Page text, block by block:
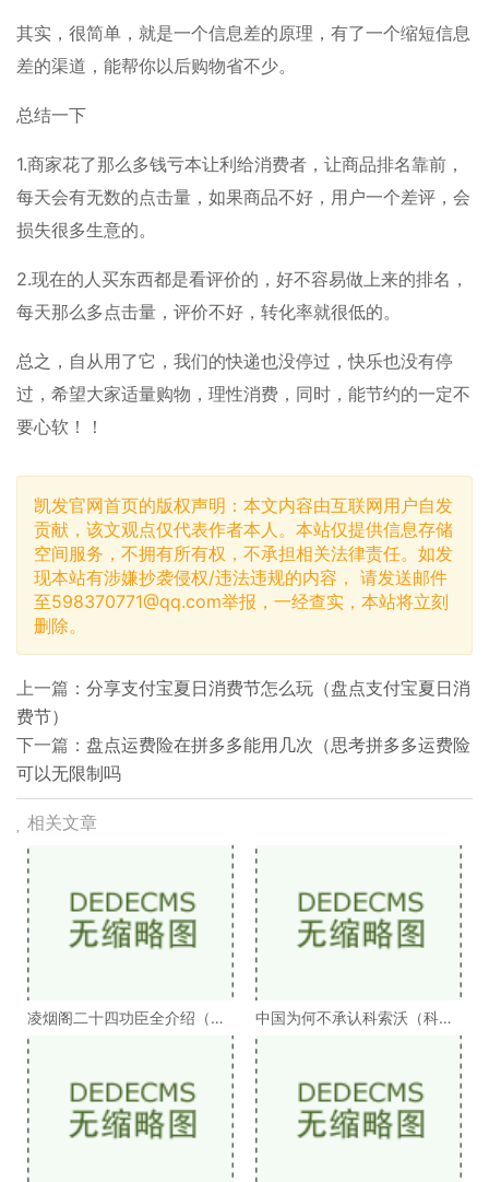
其实，很简单，就是一个信息差的原理，有了一个缩短信息
差的渠道，能帮你以后购物省不少。
总结一下
1.商家花了那么多钱亏本让利给消费者，让商品排名靠前，
每天会有无数的点击量，如果商品不好，用户一个差评，会
损失很多生意的。
2.现在的人买东西都是看评价的，好不容易做上来的排名，
每天那么多点击量，评价不好，转化率就很低的。
总之，自从用了它，我们的快递也没停过，快乐也没有停
过，希望大家适量购物，理性消费，同时，能节约的一定不
要心软！！
凯发官网首页的版权声明：本文内容由互联网用户自发
贡献，该文观点仅代表作者本人。本站仅提供信息存储
空间服务，不拥有所有权，不承担相关法律责任。如发
现本站有涉嫌抄袭侵权/违法违规的内容， 请发送邮件
至598370771@qq.com举报，一经查实，本站将立刻
删除。
上一篇： 分享支付宝夏日消费节怎么玩（盘点支付宝夏日消
费节）
下一篇： 盘点运费险在拼多多能用几次（思考拼多多运费险
可以无限制吗
相关文章
凌烟阁二十四功臣全介绍（凌
烟阁二十四功臣排
中国为何不承认科索沃（科索
沃为何不被承认）